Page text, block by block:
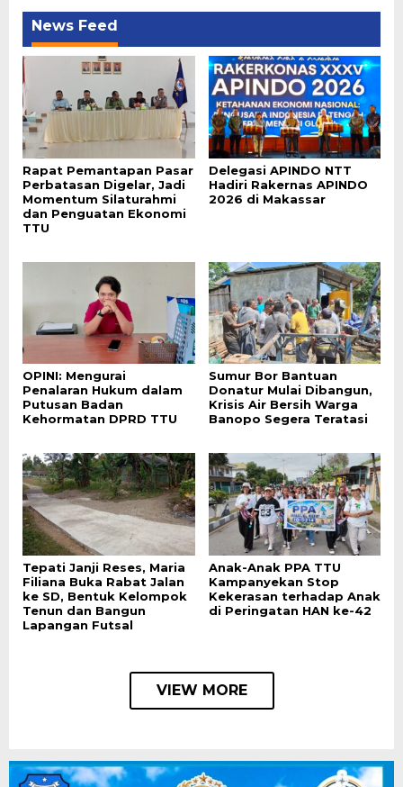
News Feed
Rapat Pemantapan Pasar
Perbatasan Digelar, Jadi
Momentum Silaturahmi
dan Penguatan Ekonomi
TTU
Delegasi APINDO NTT
Hadiri Rakernas APINDO
2026 di Makassar
OPINI: Mengurai
Penalaran Hukum dalam
Putusan Badan
Kehormatan DPRD TTU
Sumur Bor Bantuan
Donatur Mulai Dibangun,
Krisis Air Bersih Warga
Banopo Segera Teratasi
Tepati Janji Reses, Maria
Filiana Buka Rabat Jalan
ke SD, Bentuk Kelompok
Tenun dan Bangun
Lapangan Futsal
Anak-Anak PPA TTU
Kampanyekan Stop
Kekerasan terhadap Anak
di Peringatan HAN ke-42
VIEW MORE